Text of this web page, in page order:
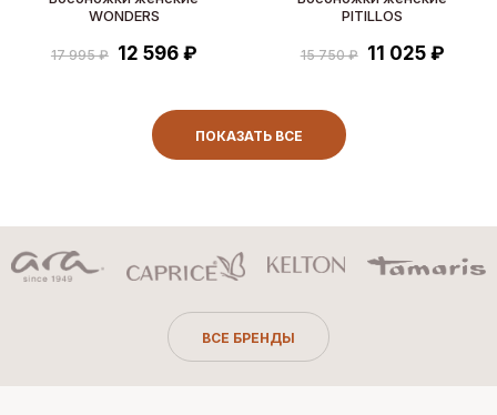
WONDERS
17 995 ₽ 12 596 ₽
PITILLOS
15 750 ₽ 11 025 ₽
ПОКАЗАТЬ ВСЕ
ВСЕ БРЕНДЫ